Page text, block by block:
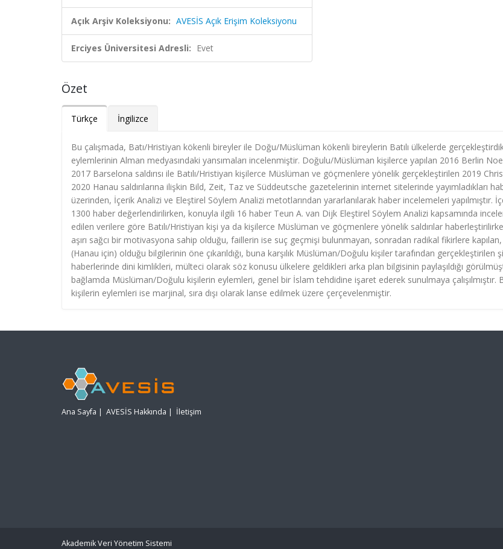
Açık Arşiv Koleksiyonu: AVESİS Açık Erişim Koleksiyonu
Erciyes Üniversitesi Adresli: Evet
Özet
Türkçe İngilizce
Bu çalışmada, Batı/Hristiyan kökenli bireyler ile Doğu/Müslüman kökenli bireylerin Batılı ülkelerde
eylemlerinin Alman medyasındaki yansımaları incelenmiştir. Doğulu/Müslüman kişilerce yapılan 2016 Berlin Noel
2017 Barselona saldırısı ile Batılı/Hristiyan kişilerce Müslüman ve göçmenlere yönelik gerçekleştirilen 2019
2020 Hanau saldırılarına ilişkin Bild, Zeit, Taz ve Süddeutsche gazetelerinin internet sitelerinde yayımladıkları
üzerinden, İçerik Analizi ve Eleştirel Söylem Analizi metotlarından yararlanılarak haber incelemeleri yapılmıştır.
1300 haber değerlendirilirken, konuyla ilgili 16 haber Teun A. van Dijk Eleştirel Söylem Analizi kapsamında
edilen verilere göre Batılı/Hristiyan kişi ya da kişilerce Müslüman ve göçmenlere yönelik saldırılar
aşırı sağcı bir motivasyona sahip olduğu, faillerin ise suç geçmişi bulunmayan, sonradan radikal fikirlere kapılan,
(Hanau için) olduğu bilgilerinin öne çıkarıldığı, buna karşılık Müslüman/Doğulu kişiler tarafından gerçekleştirilen
haberlerinde dini kimlikleri, mülteci olarak söz konusu ülkelere geldikleri arka plan bilgisinin paylaşıldığı
bağlamda Müslüman/Doğulu kişilerin eylemleri, genel bir İslam tehdidine işaret ederek sunulmaya çalışılmıştır.
kişilerin eylemleri ise marjinal, sıra dışı olarak lanse edilmek üzere çerçevelenmiştir.
Ana Sayfa | AVESİS Hakkında | İletişim
Akademik Veri Yönetim Sistemi